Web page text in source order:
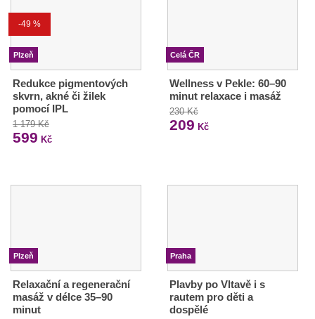
-49 %
Plzeň
Redukce pigmentových
skvrn, akné či žilek
pomocí IPL
1 179 Kč
599 Kč
Celá ČR
Wellness v Pekle: 60–90
minut relaxace i masáž
230 Kč
209 Kč
Plzeň
Relaxační a regenerační
masáž v délce 35–90
minut
Praha
Plavby po Vltavě i s
rautem pro děti a
dospělé